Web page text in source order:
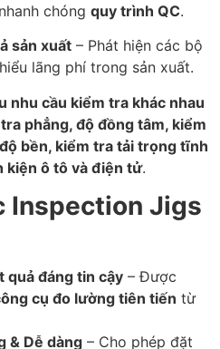
chóng quy trình QC.
sản xuất – Phát hiện các bộ
lãng phí trong sản xuất.
nhu cầu kiểm tra khác nhau
phẳng, độ đồng tâm, kiểm
bền, kiểm tra tải trọng tĩnh
kiện ô tô và điện tử.
Inspection Jigs
quả đáng tin cậy – Được
cụ đo lường tiên tiến từ
& Dễ dàng – Cho phép đặt